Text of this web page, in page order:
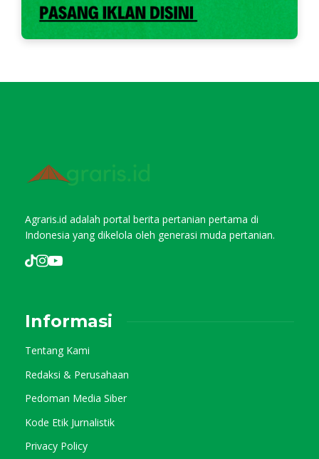
Agraris.id adalah portal berita pertanian pertama di
Indonesia yang dikelola oleh generasi muda pertanian.
Informasi
Tentang Kami
Redaksi & Perusahaan
Pedoman Media Siber
Kode Etik Jurnalistik
Privacy Policy